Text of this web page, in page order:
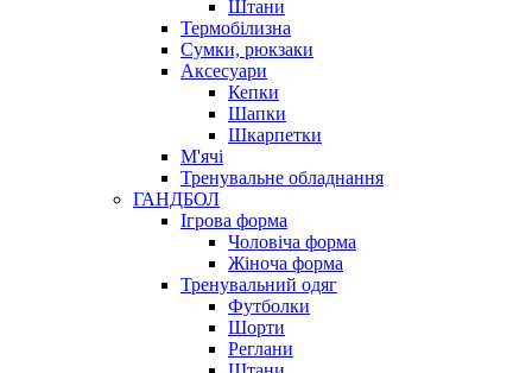
Штани
Термобілизна
Сумки, рюкзаки
Аксесуари
Кепки
Шапки
Шкарпетки
М'ячі
Тренувальне обладнання
ГАНДБОЛ
Ігрова форма
Чоловіча форма
Жіноча форма
Тренувальний одяг
Футболки
Шорти
Реглани